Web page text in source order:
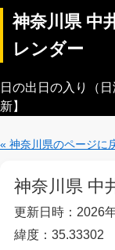
神奈川県 中
レンダー
日の出日の入り（
新】
« 神奈川県のページに
神奈川県 中
更新日時：2026
緯度：35.33302